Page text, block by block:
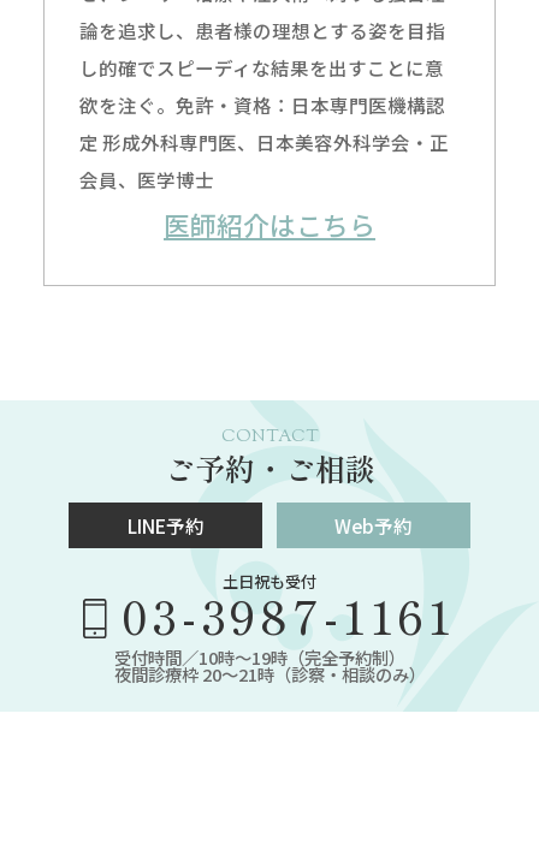
論を追求し、患者様の理想とする姿を目指
し的確でスピーディな結果を出すことに意
欲を注ぐ。免許・資格：日本専門医機構認
定 形成外科専門医、日本美容外科学会・正
会員、医学博士
医師紹介はこちら
CONTACT
ご予約・ご相談
LINE予約 Web予約
土日祝も受付
03-3987-1161
受付時間／10時～19時（完全予約制）
夜間診療枠 20～21時（診察・相談のみ）